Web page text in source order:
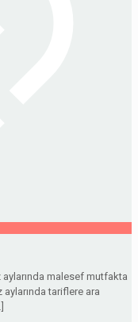
malesef mutfakta
tariflere ara